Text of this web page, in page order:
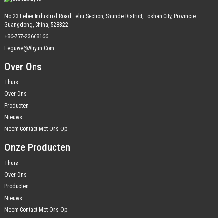
No.23 Lebei Industrial Road Leliu Section, Shunde District, Foshan City, Provincie
Guangdong, China, 528322
+86-757-23668166
Leguwe@aliyun.com
Over Ons
Thuis
Over Ons
Producten
Nieuws
Neem Contact Met Ons Op
Onze Producten
Thuis
Over Ons
Producten
Nieuws
Neem Contact Met Ons Op